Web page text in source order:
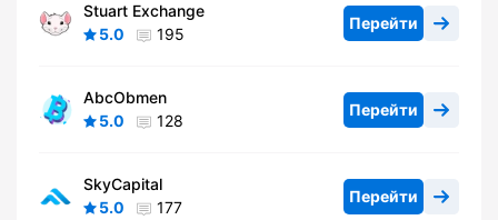
Stuart Exchange
5.0
195
Перейти
AbcObmen
5.0
128
Перейти
SkyCapital
5.0
177
Перейти